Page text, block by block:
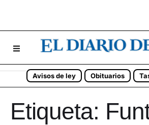
Avisos de ley Obituarios
Etiqueta: